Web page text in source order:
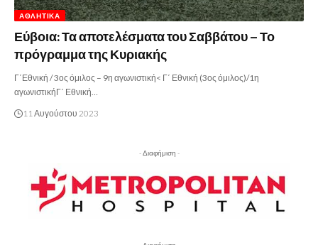
ΑΘΛΗΤΙΚΆ
Εύβοια: Τα αποτελέσματα του Σαββάτου – Το
πρόγραμμα της Κυριακής
Γ΄Εθνική / 3ος όμιλος – 9η αγωνιστική< Γ΄ Εθνική (3ος όμιλος)/1η
αγωνιστικήΓ΄ Εθνική…
11 Αυγούστου 2023
- Διαφήμιση -